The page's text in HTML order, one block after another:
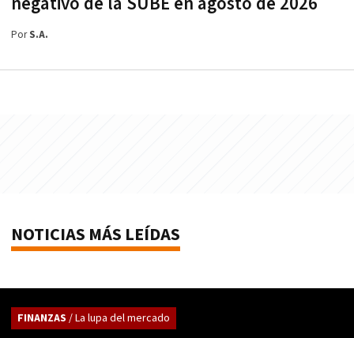
PorS.A.
NOTICIAS MÁS LEÍDAS
FINANZAS / La lupa del mercado